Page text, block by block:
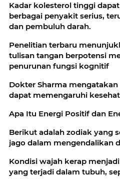
Kadar kolesterol tinggi
berbagai penyakit serius,
dan pembuluh darah.
Penelitian terbaru
tulisan tangan berpotensi
penurunan fungsi kognitif
Dokter Sharma
dapat memengaruhi
Apa Itu Energi Positif dan
Berikut adalah zodiak yang
jago dalam mengendalikan
Kondisi wajah kerap
yang terjadi dalam tubuh,